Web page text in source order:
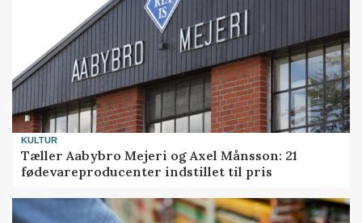
KULTUR
Tæller Aabybro Mejeri og Axel Månsson: 21
fødevareproducenter indstillet til pris